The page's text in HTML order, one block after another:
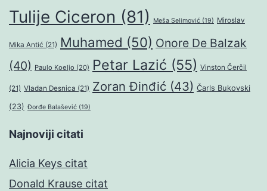
Tulije Ciceron (81) Meša Selimović (19) Miroslav
Mika Antić (21) Muhamed (50) Onore De Balzak
(40) Paulo Koeljo (20) Petar Lazić (55) Vinston Čerčil
(21) Vladan Desnica (21) Zoran Đinđić (43) Čarls Bukovski
(23) Đorđe Balašević (19)
Najnoviji citati
Alicia Keys citat
Donald Krause citat